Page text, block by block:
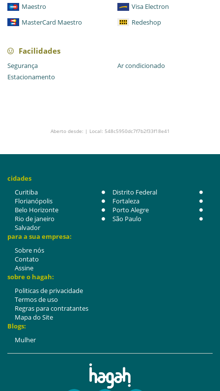
Maestro
Visa Electron
MasterCard Maestro
Redeshop
Facilidades
Segurança
Ar condicionado
Estacionamento
Aberto desde: | Local: 548c5950dc7f7b2f33f18e41
cidades
Curitiba
Distrito Federal
Florianópolis
Fortaleza
Belo Horizonte
Porto Alegre
Rio de janeiro
São Paulo
Salvador
para a sua empresa:
Sobre nós
Contato
Assine
sobre o hagah:
Politicas de privacidade
Termos de uso
Regras para contratantes
Mapa do Site
Blogs:
Mulher